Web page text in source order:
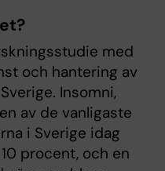
med
och hantering av
Insomni,
av de vanligaste
i Sverige idag
procent, och en